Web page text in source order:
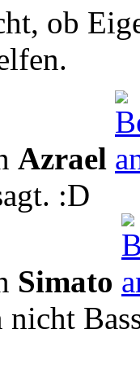
ob
Azrael
:D
Simato
nicht